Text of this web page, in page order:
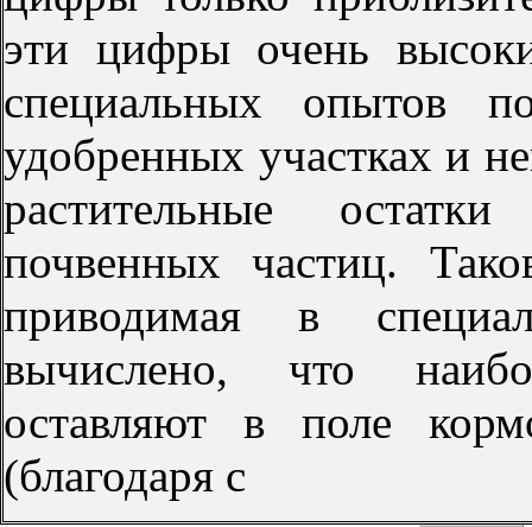
эти цифры очень
специальных опытов
удобренных участках и
растительные
почвенных частиц.
приводимая в
вычислено, что
оставляют в поле
(благодаря с